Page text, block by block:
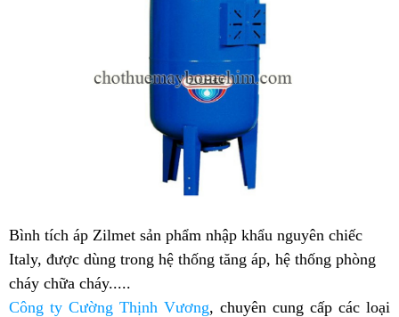
Bình tích áp Zilmet sản phẩm nhập khẩu nguyên chiếc
Italy, được dùng trong hệ thống tăng áp, hệ thống phòng
cháy chữa cháy.....
Công ty Cường Thịnh Vương, chuyên cung cấp các loại